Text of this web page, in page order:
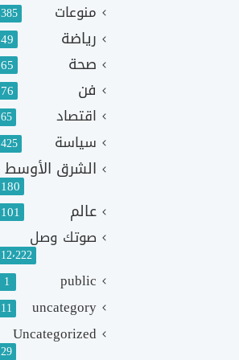
منوعات 385
رياضة 49
صحة 65
فن 76
اقتصاد 65
سياسة 425
الشرق الأوسط
180
عالم 101
صوتك وصل
12٬222
public
1
uncategory
11
Uncategorized
29